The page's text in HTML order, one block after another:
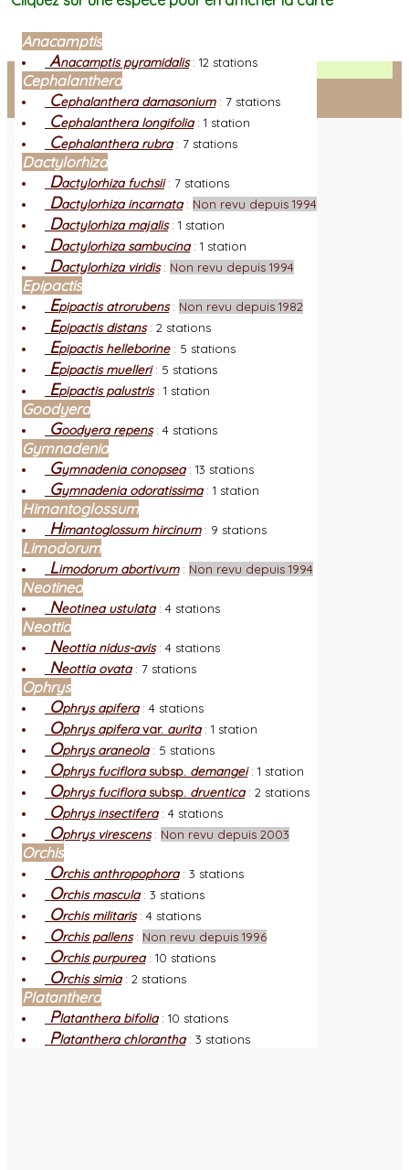
Facebook
Connexion adhérent
Anacamptis
Anacamptis pyramidalis: 12 stations
Cephalanthera
Cephalanthera damasonium: 7 stations
Cephalanthera longifolia: 1 station
Cephalanthera rubra: 7 stations
Dactylorhiza
Dactylorhiza fuchsii: 7 stations
Dactylorhiza incarnata: Non revu depuis 1994
Dactylorhiza majalis: 1 station
Dactylorhiza sambucina: 1 station
Dactylorhiza viridis: Non revu depuis 1994
Epipactis
Epipactis atrorubens: Non revu depuis 1982
Epipactis distans: 2 stations
Epipactis helleborine: 5 stations
Epipactis muelleri: 5 stations
Epipactis palustris: 1 station
Goodyera
Goodyera repens: 4 stations
Gymnadenia
Gymnadenia conopsea: 13 stations
Gymnadenia odoratissima: 1 station
Himantoglossum
Himantoglossum hircinum: 9 stations
Limodorum
Limodorum abortivum: Non revu depuis 1994
Neotinea
Neotinea ustulata: 4 stations
Neottia
Neottia nidus-avis: 4 stations
Neottia ovata: 7 stations
Ophrys
Ophrys apifera: 4 stations
Ophrys apiferavar. aurita: 1 station
Ophrys araneola: 5 stations
Ophrys fuciflorasubsp. demangei: 1 station
Ophrys fuciflorasubsp. druentica: 2 stations
Ophrys insectifera: 4 stations
Ophrys virescens: Non revu depuis 2003
Orchis
Orchis anthropophora: 3 stations
Orchis mascula: 3 stations
Orchis militaris: 4 stations
Orchis pallens: Non revu depuis 1996
Orchis purpurea: 10 stations
Orchis simia: 2 stations
Platanthera
Platanthera bifolia: 10 stations
Platanthera chlorantha: 3 stations